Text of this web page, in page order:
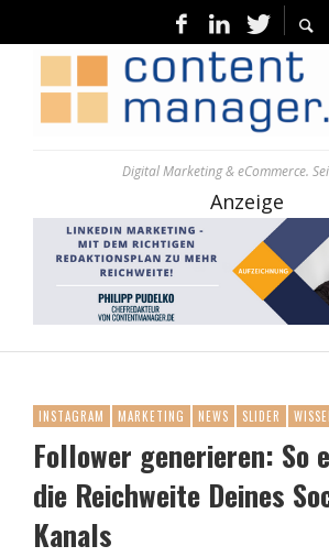
Digital Marketing & eCommerce.
Anzeige
INSTAGRAM MARKETING NEWS SLIDER
Follower generieren: So
die Reichweite Deines
Kanals